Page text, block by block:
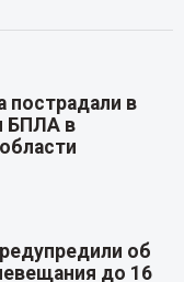
пострадали в
БПЛА в
об
до 16